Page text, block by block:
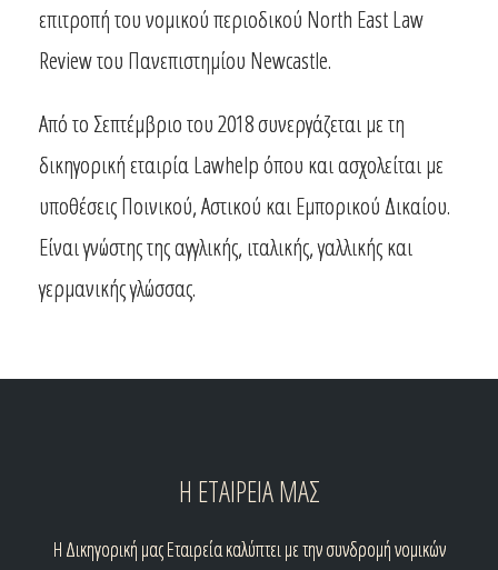
επιτροπή του νομικού περιοδικού North East Law
Review του Πανεπιστημίου Newcastle.
Από το Σεπτέμβριο του 2018 συνεργάζεται με τη
δικηγορική εταιρία Lawhelp όπου και ασχολείται με
υποθέσεις Ποινικού, Αστικού και Εμπορικού Δικαίου.
Είναι γνώστης της αγγλικής, ιταλικής, γαλλικής και
γερμανικής γλώσσας.
Η ΕΤΑΙΡΕΙΑ ΜΑΣ
H Δικηγορική μας Εταιρεία καλύπτει με την συνδρομή νομικών